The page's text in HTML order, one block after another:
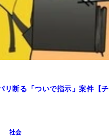
リ断る「ついで指示」案件【チ
社会